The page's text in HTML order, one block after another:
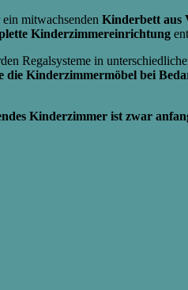
mitwachsenden Kinderbett aus
Kinderzimmereinrichtung
Regalsysteme in
die Kinderzimmermöbel bei
Kinderzimmer ist zwar